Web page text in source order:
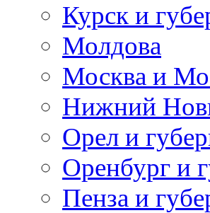
Курск и
Молдова
Москва и
Нижний
Орел и
Оренбург и
Пенза и